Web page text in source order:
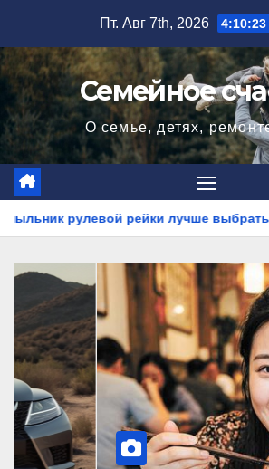
содержимому
Пт. Авг 7th, 2026 4:10:24
Семейное
О семье, детях,
рейки лучше выбрать: